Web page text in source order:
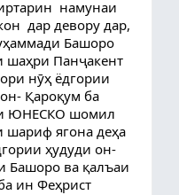
дар девору дар,
Башоро
Панҷакент
нӯҳ ёдгории
Қароқум ба
ЮНЕСКО шомил
ягона деҳа
ҳудуди он-
Башоро ва қалъаи
ин Феҳрист